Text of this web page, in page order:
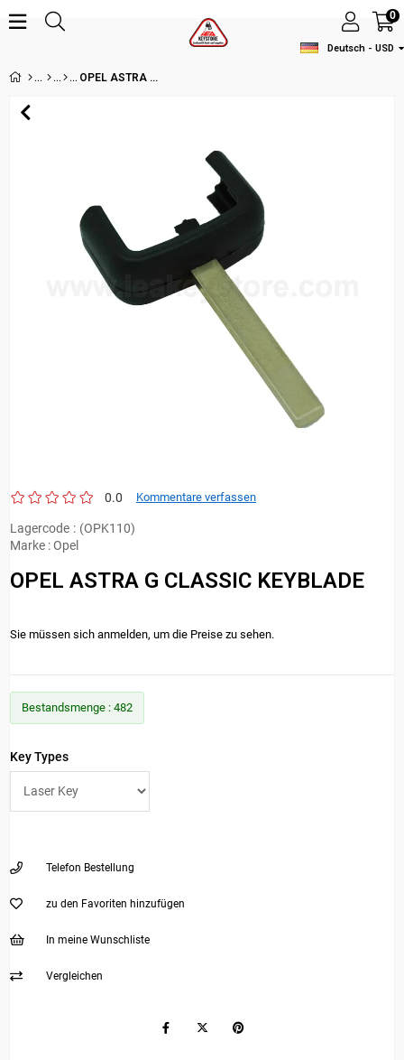
Deutsch - USD
0
OPEL ASTRA G CLASSIC KEYBLADE
0.0 Kommentare verfassen
Lagercode
(OPK110)
Marke :Opel
OPEL ASTRA G CLASSIC KEYBLADE
Sie müssen sich anmelden, um die Preise zu sehen.
Bestandsmenge : 482
Key Types
Telefon Bestellung
zu den Favoriten hinzufügen
In meine Wunschliste
Vergleichen